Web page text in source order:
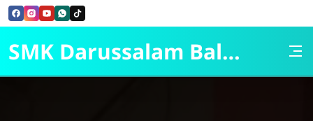
Skip to Content
SMK Darussalam Balapulang